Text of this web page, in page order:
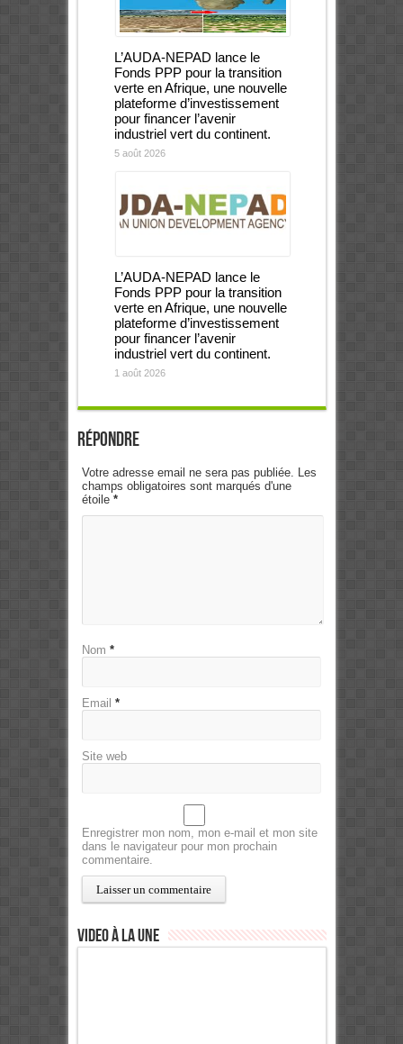
L’AUDA-NEPAD lance le
Fonds PPP pour la transition
verte en Afrique, une nouvelle
plateforme d’investissement
pour financer l’avenir
industriel vert du continent.
5 août 2026
L’AUDA-NEPAD lance le
Fonds PPP pour la transition
verte en Afrique, une nouvelle
plateforme d’investissement
pour financer l’avenir
industriel vert du continent.
1 août 2026
Répondre
Votre adresse email ne sera pas publiée. Les
champs obligatoires sont marqués d'une
étoile *
Nom *
Email *
Site web
Enregistrer mon nom, mon e-mail et mon site
dans le navigateur pour mon prochain
commentaire.
Video à la Une